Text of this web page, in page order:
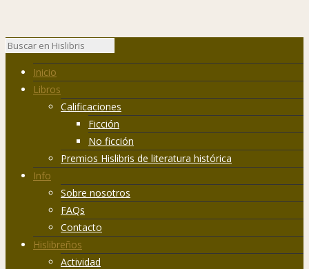
Inicio
Libros
Calificaciones
Ficción
No ficción
Premios Hislibris de literatura histórica
Info
Sobre nosotros
FAQs
Contacto
Hislibreños
Actividad